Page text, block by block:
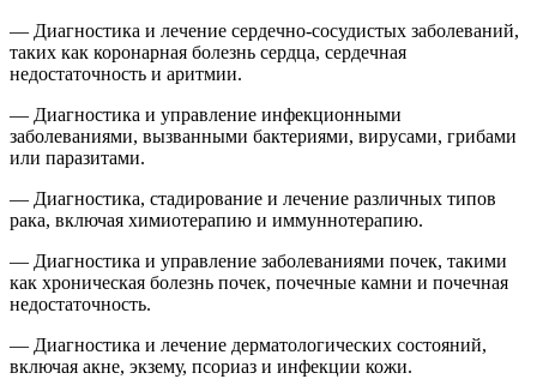
— Диагностика и лечение сердечно-сосудистых заболеваний,
таких как коронарная болезнь сердца, сердечная
недостаточность и аритмии.
— Диагностика и управление инфекционными
заболеваниями, вызванными бактериями, вирусами, грибами
или паразитами.
— Диагностика, стадирование и лечение различных типов
рака, включая химиотерапию и иммуннотерапию.
— Диагностика и управление заболеваниями почек, такими
как хроническая болезнь почек, почечные камни и почечная
недостаточность.
— Диагностика и лечение дерматологических состояний,
включая акне, экзему, псориаз и инфекции кожи.